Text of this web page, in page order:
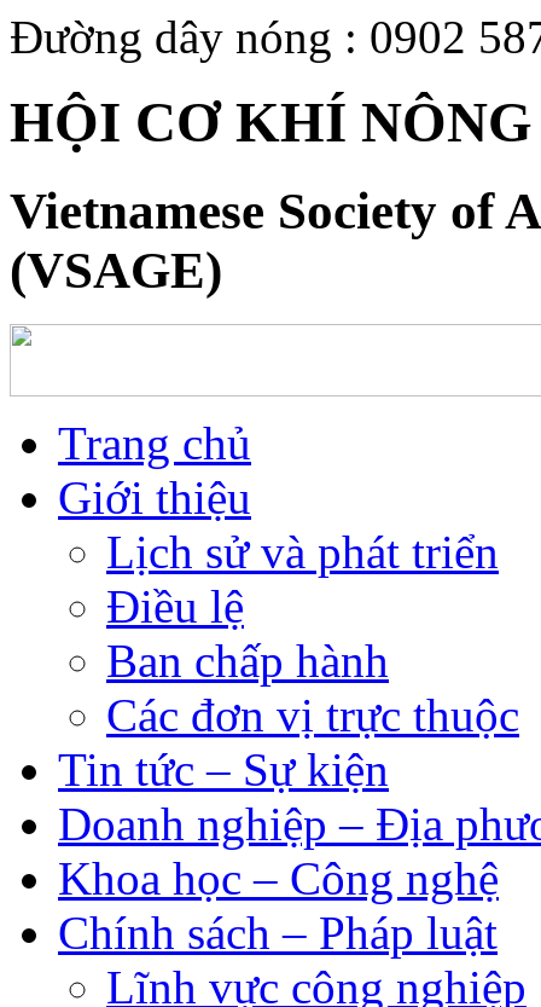
Đường dây nóng : 0902
HỘI CƠ KHÍ
Vietnamese Society of
(VSAGE)
Trang chủ
Giới thiệu
Lịch sử và phát triển
Điều lệ
Ban chấp hành
Các đơn vị trực thuộc
Tin tức – Sự kiện
Doanh nghiệp – Địa
Khoa học – Công nghệ
Chính sách – Pháp luật
Lĩnh vực công nghiệp